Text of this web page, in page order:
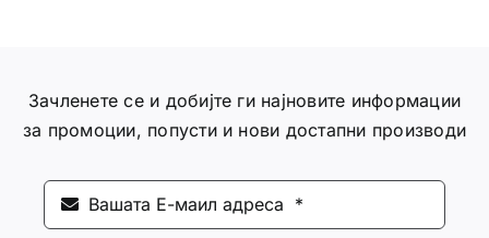
Зачленете се и добијте ги најновите информации
за промоции, попусти и нови достапни производи